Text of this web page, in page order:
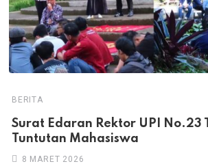
BERITA
Surat Edaran Rektor UPI No.23
Tuntutan Mahasiswa
8 MARET 2026